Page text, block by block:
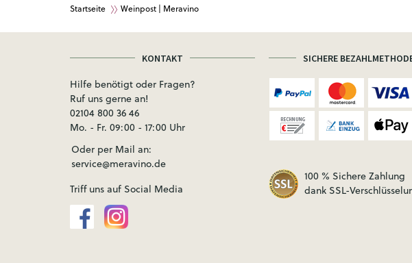
Startseite Weinpost | Meravino
KONTAKT
Hilfe benötigt oder Fragen?
Ruf uns gerne an!
02104 800 36 46
Mo. - Fr. 09:00 - 17:00 Uhr
Oder per Mail an:
service@meravino.de
Triff uns auf Social Media
SICHERE
100 % Sichere Zahlung
dank SSL-